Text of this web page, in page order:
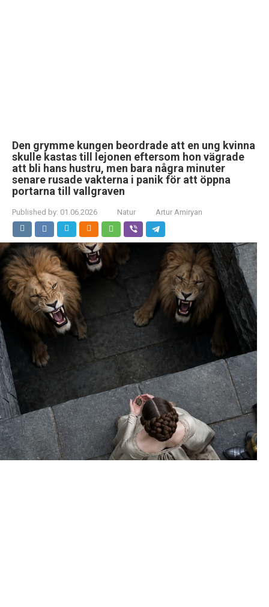
Den grymme kungen beordrade att en ung kvinna
skulle kastas till lejonen eftersom hon vägrade
att bli hans hustru, men bara några minuter
senare rusade vakterna i panik för att öppna
portarna till vallgraven
Published by: 01.06.2026 Natur Artur Amiryan